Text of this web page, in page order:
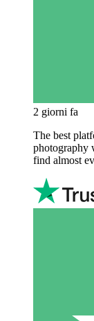
2 giorni fa
The best
photography
find almost